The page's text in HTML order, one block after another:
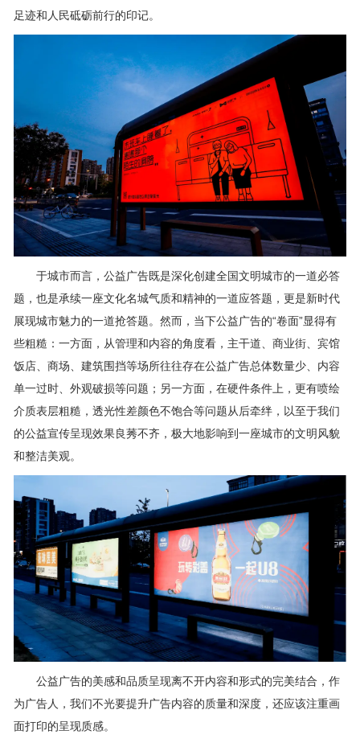
足迹和人民砥砺前行的印记。
于城市而言，公益广告既是深化创建全国文明城市的一道必答
题，也是承续一座文化名城气质和精神的一道应答题，更是新时代
展现城市魅力的一道抢答题。然而，当下公益广告的“卷面”显得有
些粗糙：一方面，从管理和内容的角度看，主干道、商业街、宾馆
饭店、商场、建筑围挡等场所往往存在公益广告总体数量少、内容
单一过时、外观破损等问题；另一方面，在硬件条件上，更有喷绘
介质表层粗糙，透光性差颜色不饱合等问题从后牵绊，以至于我们
的公益宣传呈现效果良莠不齐，极大地影响到一座城市的文明风貌
和整洁美观。
公益广告的美感和品质呈现离不开内容和形式的完美结合，作
为广告人，我们不光要提升广告内容的质量和深度，还应该注重画
面打印的呈现质感。